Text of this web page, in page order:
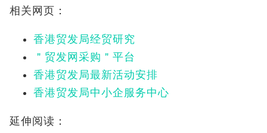
相关网页：
香港贸发局经贸研究
＂贸发网采购＂平台
香港贸发局最新活动安排
香港贸发局中小企服务中心
延伸阅读：